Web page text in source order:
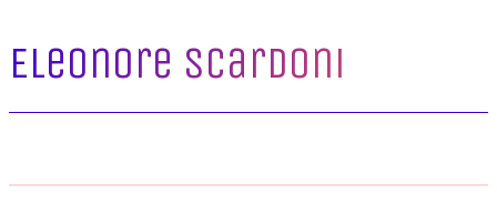
Eleonore Scardoni